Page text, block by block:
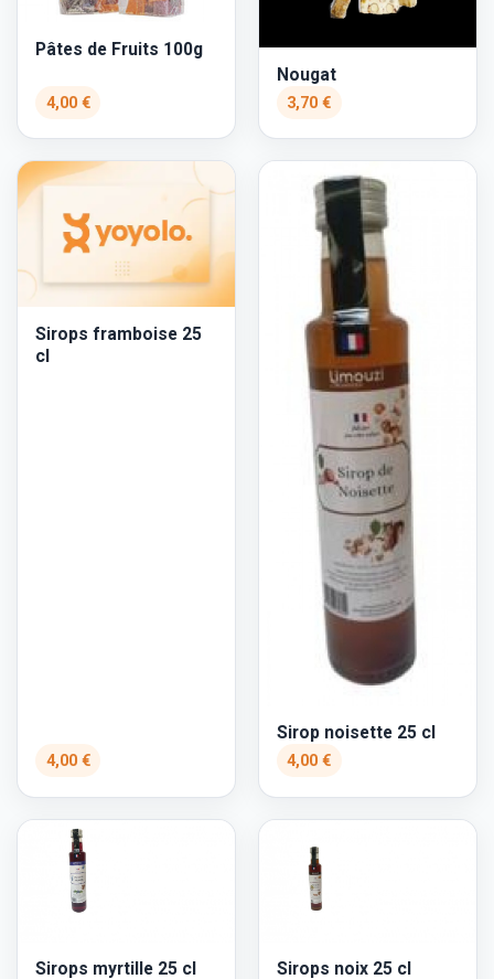
Pâtes de Fruits 100g
4,00 €
Nougat
3,70 €
Sirops framboise 25
cl
4,00 €
Sirop noisette 25 cl
4,00 €
Sirops myrtille 25 cl Sirops noix 25 cl